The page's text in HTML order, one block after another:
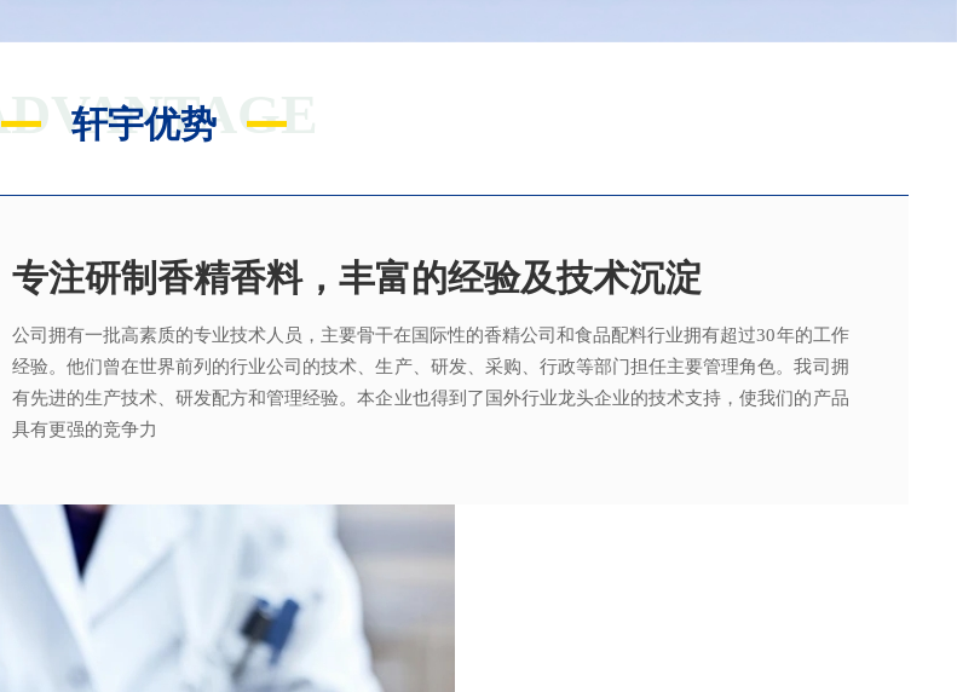
ADVANTAGE
轩宇优势
专注研制香精香料，丰富的经验及技术沉淀
公司拥有一批高素质的专业技术人员，主要骨干在国际性的香精公司和食品配料行业拥有超过30年的工作
经验。他们曾在世界前列的行业公司的技术、生产、研发、采购、行政等部门担任主要管理角色。我司拥
有先进的生产技术、研发配方和管理经验。本企业也得到了国外行业龙头企业的技术支持，使我们的产品
具有更强的竞争力
满足客户不同的调香需求
拥有独立的香精香料技术研发实验室和生产车间，可为客户提供适合、满意，高性价比的高品质香精。
完善的质量管理体系
从2005年起，公司就建立了国际认可的ISO9001：2015质量管理体系及ISO22000：2018 食品安全管理体
系，为所有产品质量稳定性及食用安全性保驾护航。
真心酿香味 芬芳传五洲
轩宇的应用及技术服务中心，汇聚了多位优秀的技术工程师从事香精香料在各类产品中的开发应用，能高
效地针对客户需求打造不同产品，满 足客户对提高其产品质量以及缩短交货期的需求。